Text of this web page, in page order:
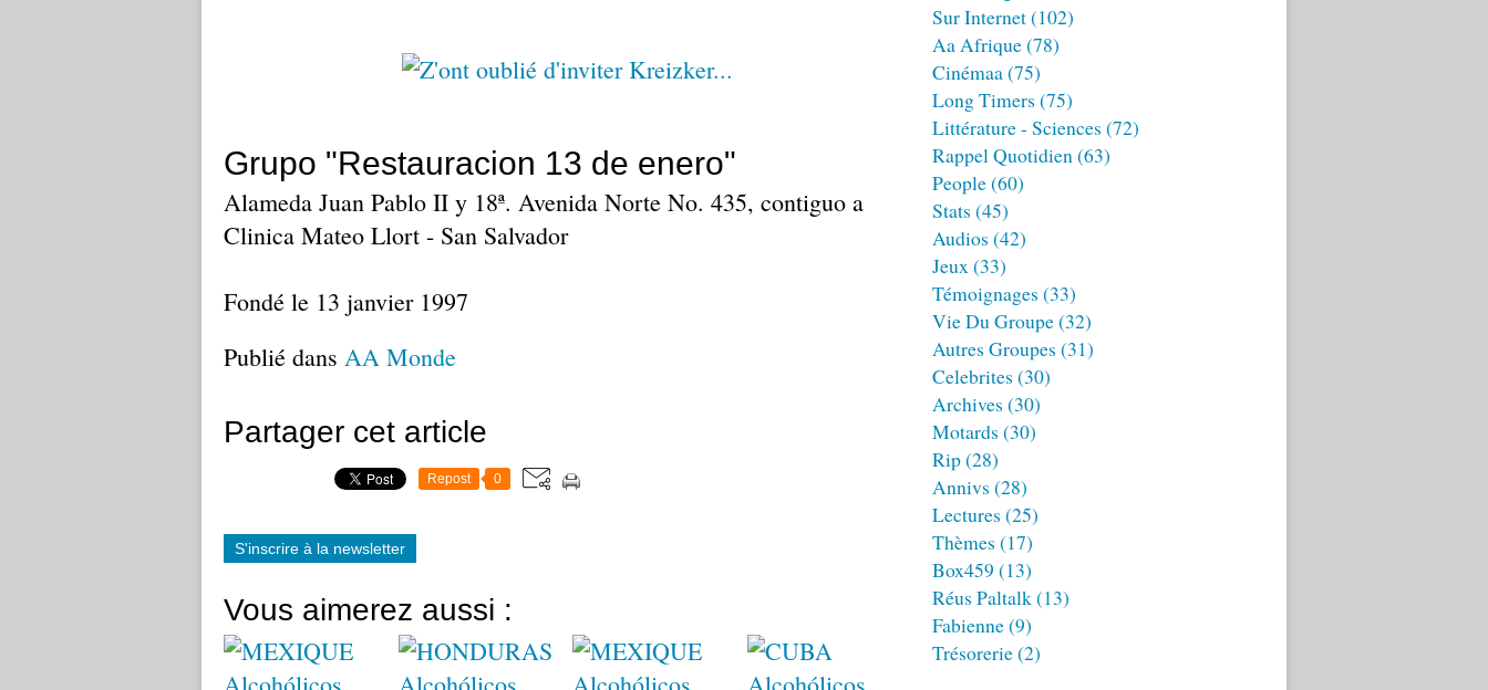
Grupo "Restauracion 13 de enero"
Alameda Juan Pablo II y 18ª. Avenida Norte No. 435, contiguo a
Clinica Mateo Llort - San Salvador
Fondé le 13 janvier 1997
Publié dans AA Monde
Partager cet article
Repost 0
S'inscrire à la newsletter
Vous aimerez aussi :
Sur Internet(102)
Aa Afrique(78)
Cinémaa(75)
Long Timers (75)
Littérature - Sciences (72)
Rappel Quotidien(63)
People(60)
Stats (45)
Audios (42)
Jeux(33)
Témoignages (33)
Vie Du Groupe(32)
Autres Groupes (31)
Celebrites (30)
Archives (30)
Motards (30)
Rip(28)
Annivs (28)
Lectures (25)
Thèmes (17)
Box459 (13)
Réus Paltalk(13)
Fabienne(9)
Trésorerie(2)